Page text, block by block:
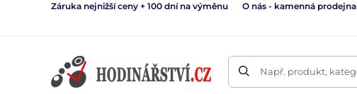
Záruka nejnižší ceny + 100 dní na výměnu O nás - kamenná prodejna
Např. produkt,